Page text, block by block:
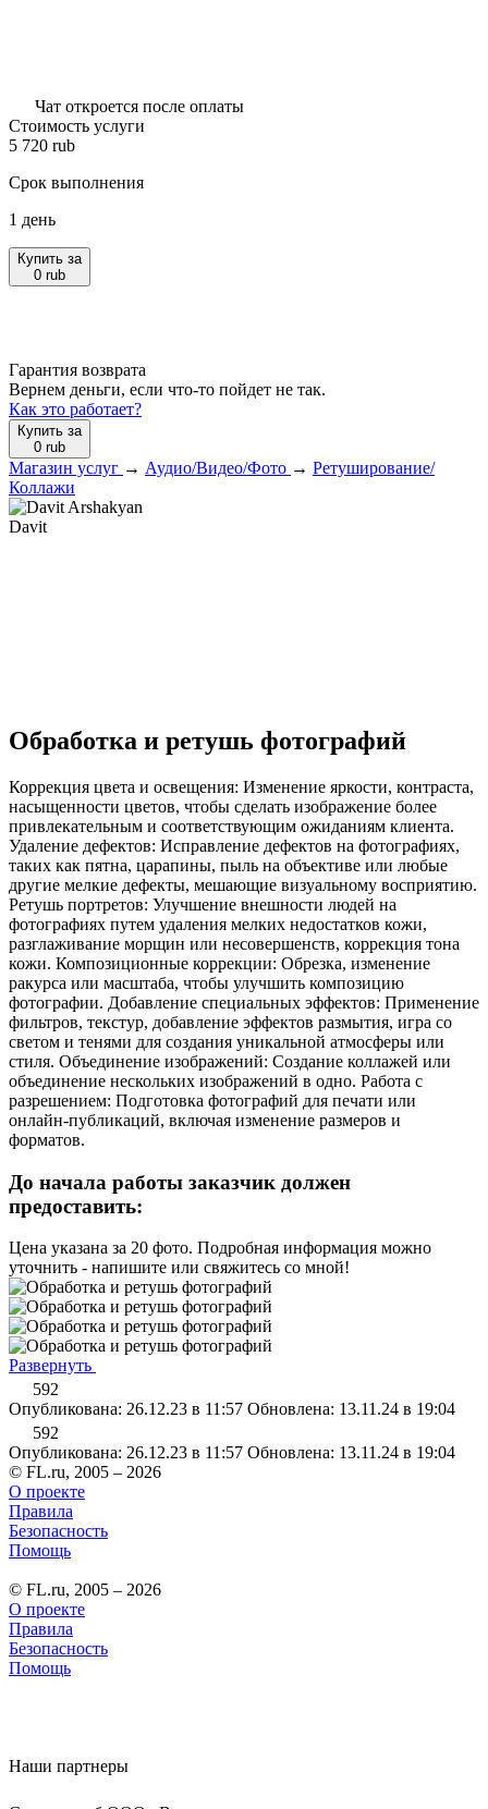
Чат откроется после оплаты
Стоимость услуги
5 720 rub
Срок выполнения
1 день
Купить за
0 rub
Гарантия возврата
Вернем деньги, если что-то пойдет не так.
Как это работает?
Купить за
0 rub
Магазин услуг → Аудио/Видео/Фото → Ретуширование/
Коллажи
Davit
Обработка и ретушь фотографий
Коррекция цвета и освещения: Изменение яркости, контраста,
насыщенности цветов, чтобы сделать изображение более
привлекательным и соответствующим ожиданиям клиента.
Удаление дефектов: Исправление дефектов на фотографиях,
таких как пятна, царапины, пыль на объективе или любые
другие мелкие дефекты, мешающие визуальному восприятию.
Ретушь портретов: Улучшение внешности людей на
фотографиях путем удаления мелких недостатков кожи,
разглаживание морщин или несовершенств, коррекция тона
кожи. Композиционные коррекции: Обрезка, изменение
ракурса или масштаба, чтобы улучшить композицию
фотографии. Добавление специальных эффектов: Применение
фильтров, текстур, добавление эффектов размытия, игра со
светом и тенями для создания уникальной атмосферы или
стиля. Объединение изображений: Создание коллажей или
объединение нескольких изображений в одно. Работа с
разрешением: Подготовка фотографий для печати или
онлайн-публикаций, включая изменение размеров и
форматов.
До начала работы заказчик должен
предоставить:
Цена указана за 20 фото. Подробная информация можно
уточнить - напишите или свяжитесь со мной!
Развернуть
592
Опубликована: 26.12.23 в 11:57 Обновлена: 13.11.24 в 19:04
592
Опубликована: 26.12.23 в 11:57 Обновлена: 13.11.24 в 19:04
© FL.ru, 2005 – 2026
О проекте
Правила
Безопасность
Помощь
© FL.ru, 2005 – 2026
О проекте
Правила
Безопасность
Помощь
Наши партнеры